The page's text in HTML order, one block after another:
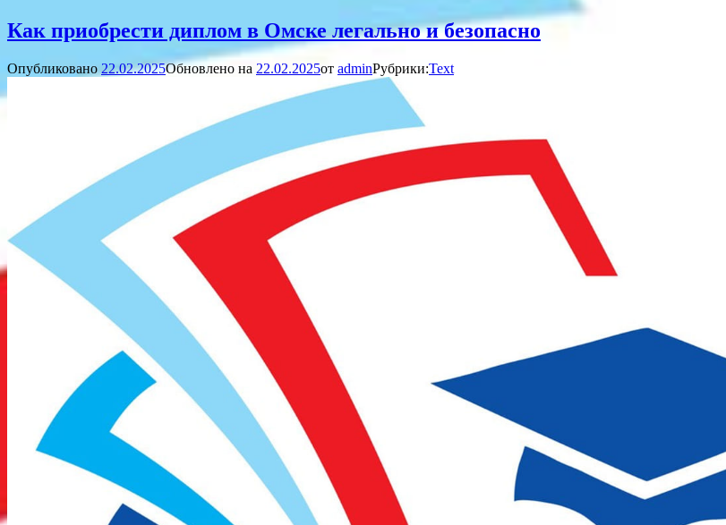
Как приобрести диплом в Омске легально и безопасно
Опубликовано 22.02.2025Обновлено на 22.02.2025от adminРубрики:Text